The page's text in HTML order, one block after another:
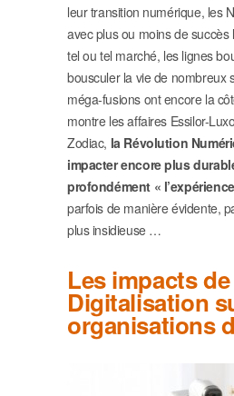
leur transition numérique, les
avec plus ou moins de succès
tel ou tel marché, les lignes
bousculer la vie de nombreux
méga-fusions ont encore la
montre les affaires Essilor-
Zodiac, la Révolution
impacter encore plus
profondément «
parfois de manière évidente,
plus insidieuse …
Les impacts
Digitalisation
organisations